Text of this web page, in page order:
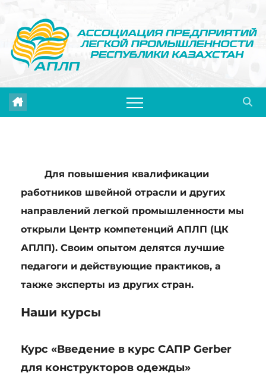
содержимому
Для повышения квалификации
работников швейной отрасли и других
направлений легкой промышленности мы
открыли Центр компетенций АПЛП (ЦК
АПЛП). Своим опытом делятся лучшие
педагоги и действующие практиков, а
также эксперты из других стран.
Наши курсы
Курс «Введение в курс САПР Gerber
для конструкторов одежды»